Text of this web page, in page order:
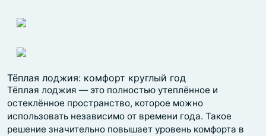
Тёплая лоджия: комфорт круглый год
Тёплая лоджия — это полностью утеплённое и
остеклённое пространство, которое можно
использовать независимо от времени года. Такое
решение значительно повышает уровень комфорта в